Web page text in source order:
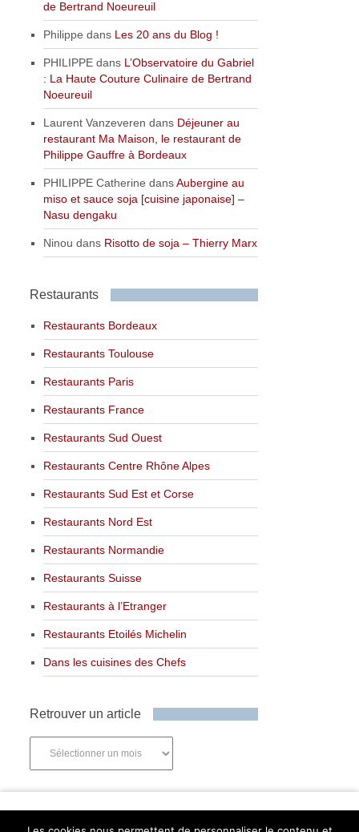
de Bertrand Noeureuil
Philippe dans Les 20 ans du Blog !
PHILIPPE dans L’Observatoire du Gabriel
: La Haute Couture Culinaire de Bertrand
Noeureuil
Laurent Vanzeveren dans Déjeuner au
restaurant Ma Maison, le restaurant de
Philippe Gauffre à Bordeaux
PHILIPPE Catherine dansAubergine au
miso et sauce soja [cuisine japonaise] –
Nasu dengaku
Ninou dans Risotto de soja – Thierry Marx
Restaurants
Restaurants Bordeaux
Restaurants Toulouse
Restaurants Paris
Restaurants France
Restaurants Sud Ouest
Restaurants Centre Rhône Alpes
Restaurants Sud Est et Corse
Restaurants Nord Est
Restaurants Normandie
Restaurants Suisse
Restaurants à l’Etranger
Restaurants Etoilés Michelin
Dans les cuisines des Chefs
Retrouver un article